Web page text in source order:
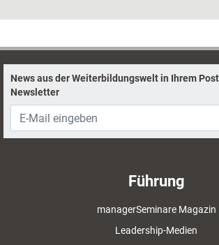
News aus der Weiterbildungswelt in Ihrem
Newsletter
Führung
managerSeminare Magazin
Leadership-Medien